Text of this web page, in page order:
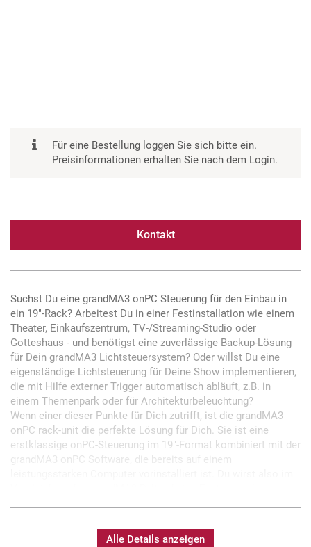
Für eine Bestellung loggen Sie sich bitte ein.
Preisinformationen erhalten Sie nach dem Login.
Kontakt
Suchst Du eine grandMA3 onPC Steuerung für den Einbau in
ein 19"-Rack? Arbeitest Du in einer Festinstallation wie einem
Theater, Einkaufszentrum, TV-/Streaming-Studio oder
Gotteshaus - und benötigst eine zuverlässige Backup-Lösung
für Dein grandMA3 Lichtsteuersystem? Oder willst Du eine
eigenständige Lichtsteuerung für Deine Show implementieren,
die mit Hilfe externer Trigger automatisch abläuft, z.B. in
einem Themenpark oder für Architekturbeleuchtung?
Wenn einer dieser Punkte für Dich zutrifft, ist die grandMA3
onPC rack-unit die perfekte Lösung für Dich. Sie ist eine
erstklassige onPC-Steuerung im 19"-Format kombiniert mit der
grandMA3 onPC Software, die bereits auf einem
Du kannst direkt 4 096 Parameter steuern.
Alle Details anzeigen